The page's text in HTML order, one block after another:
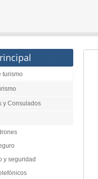
turismo
y Consulados
y seguridad